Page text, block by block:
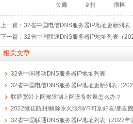
欠扁 支持 很棒
上一篇：32省中国电信DNS服务器IP地址更新列表
下一篇：32省中国联通DNS服务器IP地址列表（
相关文章
32省中国移动DNS服务器IP地址列表
32省中国电信DNS服务器IP地址更新列表（
联通宽带上网被限制上网设备数量怎么办？
2022微信防封/解除永久限制/不可加好友/朋友
32省中国联通DNS服务器IP地址列表（2022年